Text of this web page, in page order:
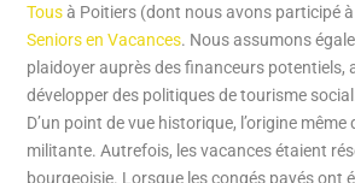
Tousà Poitiers (dont nous avons participé
Seniors en Vacances. Nous assumons
plaidoyer auprès des financeurs potentiels,
développer des politiques de tourisme social.
D’un point de vue historique, l’origine
militante. Autrefois, les vacances étaient
bourgeoisie. Lorsque les congés payés ont